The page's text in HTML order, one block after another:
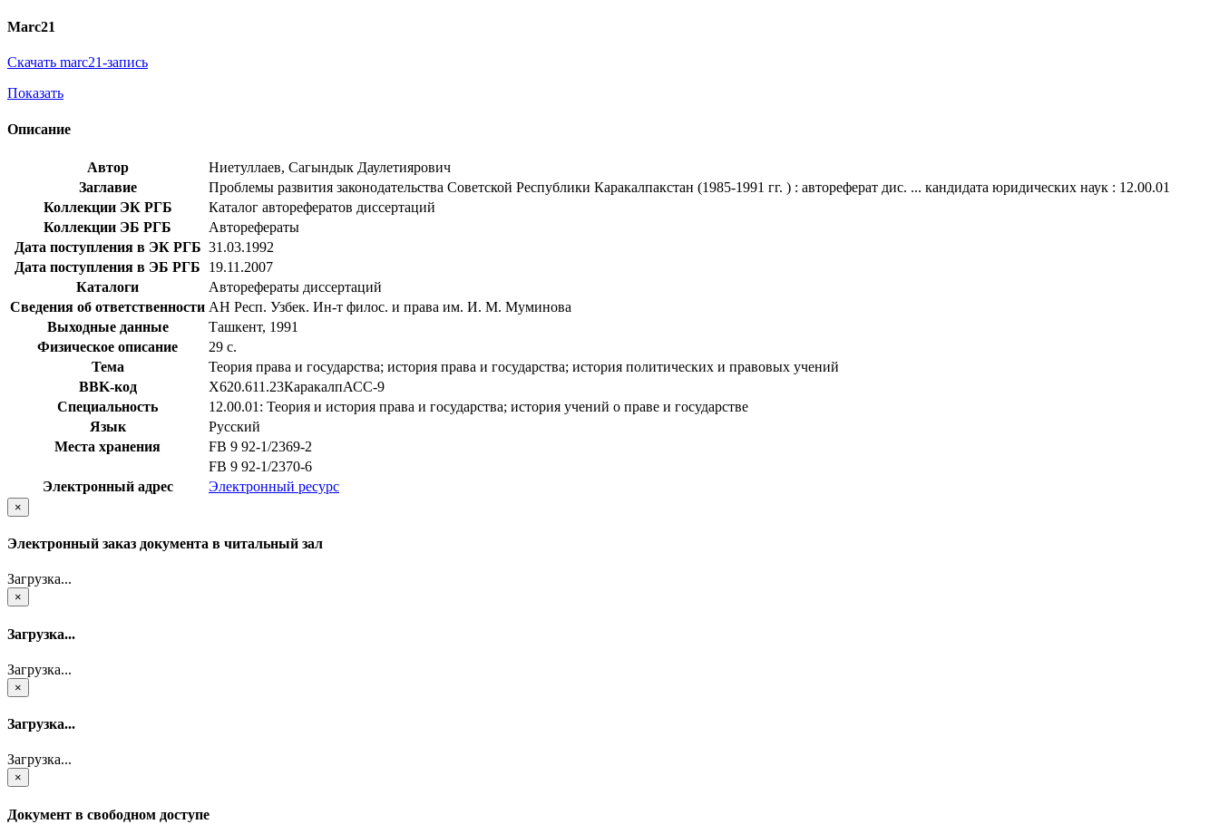
Marc21
Скачать marc21-запись
Показать
Описание
Автор
Ниетуллаев, Сагындык Даулетиярович
Заглавие
Проблемы развития законодательства Советской Республики Каракалпакстан (1985-1991 гг. ) : автореферат дис. ... кандидата юридических наук : 12.00.01
Коллекции ЭК РГБ
Каталог авторефератов диссертаций
Коллекции ЭБ РГБ
Авторефераты
Дата поступления в ЭК РГБ 31.03.1992
Дата поступления в ЭБ РГБ
19.11.2007
Каталоги
Авторефераты диссертаций
Сведения об ответственности АН Респ. Узбек. Ин-т филос. и права им. И. М. Муминова
Выходные данные
Ташкент, 1991
Физическое описание
29 с.
Тема
Теория права и государства; история права и государства; история политических и правовых учений
BBK-код
Х620.611.23КаракалпАСС-9
Специальность
12.00.01: Теория и история права и государства; история учений о праве и государстве
Язык
Русский
Места хранения
FB 9 92-1/2369-2
FB 9 92-1/2370-6
Электронный адрес
Электронный ресурс
×
Электронный заказ документа в читальный зал
Загрузка...
×
Загрузка...
Загрузка...
×
Загрузка...
Загрузка...
×
Документ в свободном доступе